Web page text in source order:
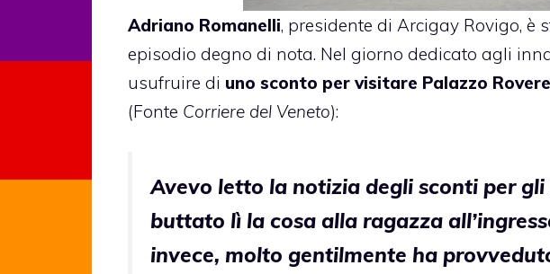
Adriano Romanelli, presidente di Arcigay Rovigo, è
episodio degno di nota. Nel giorno dedicato agli
usufruire di uno sconto per visitare Palazzo
(Fonte Corriere del Veneto):
Avevo letto la notizia degli sconti per
buttato lì la cosa alla ragazza
invece, molto gentilmente ha